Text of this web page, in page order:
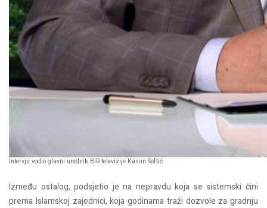
Intervju vodio glavni urednik BIR televizije Kasim Softić
Između ostalog, podsjetio je na nepravdu koja se sistemski čini
prema Islamskoj zajednici, koja godinama traži dozvole za gradnju